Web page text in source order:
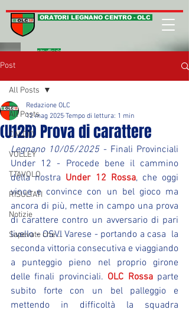
ORATORI LEGNANO CENTRO - OLC
sito ufficiale
Post
All Posts
CALCIO
VOLLEY
T.TAVOLO
RISULTATI
Notizie
Sapevate che ...
All Posts
(U12R) Prova di carattere
Redazione OLC
12 mag 2025 Tempo di lettura: 1 min
Legnano 10/05/2025 - Finali Provinciali
Under 12 - Procede bene il cammino
della nostra Under 12 Rossa, che oggi
vince e convince con un bel gioco ma
ancora di più, mette in campo una prova
di carattere contro un avversario di pari
livello - OSVI Varese - portando a casa  la
seconda vittoria consecutiva e viaggiando
a punteggio pieno nel proprio girone
delle finali provinciali. OLC Rossa parte
subito forte con un bel palleggio e
mettendo in difficoltà la squadra